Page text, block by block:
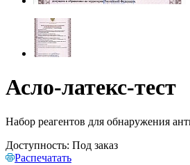
Асло-латекс-тест
Набор реагентов для обнаружения
Доступность: Под заказ
Распечатать